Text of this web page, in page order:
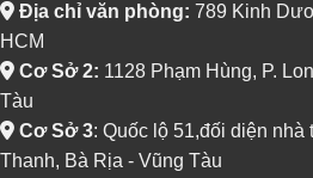
Địa chỉ văn phòng: 789 Kinh
HCM
Cơ Sở 2: 1128 Phạm Hùng, P.
Tàu
Cơ Sở 3: Quốc lộ 51,đối diện
Thanh, Bà Rịa - Vũng Tàu